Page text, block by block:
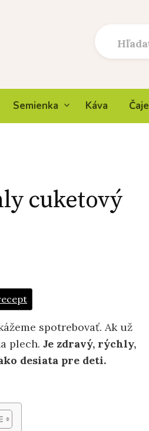
Semienka Káva Čaje
cuketový
spotrebovať. Ak už
plech. Je zdravý, rýchly,
desiata pre deti.